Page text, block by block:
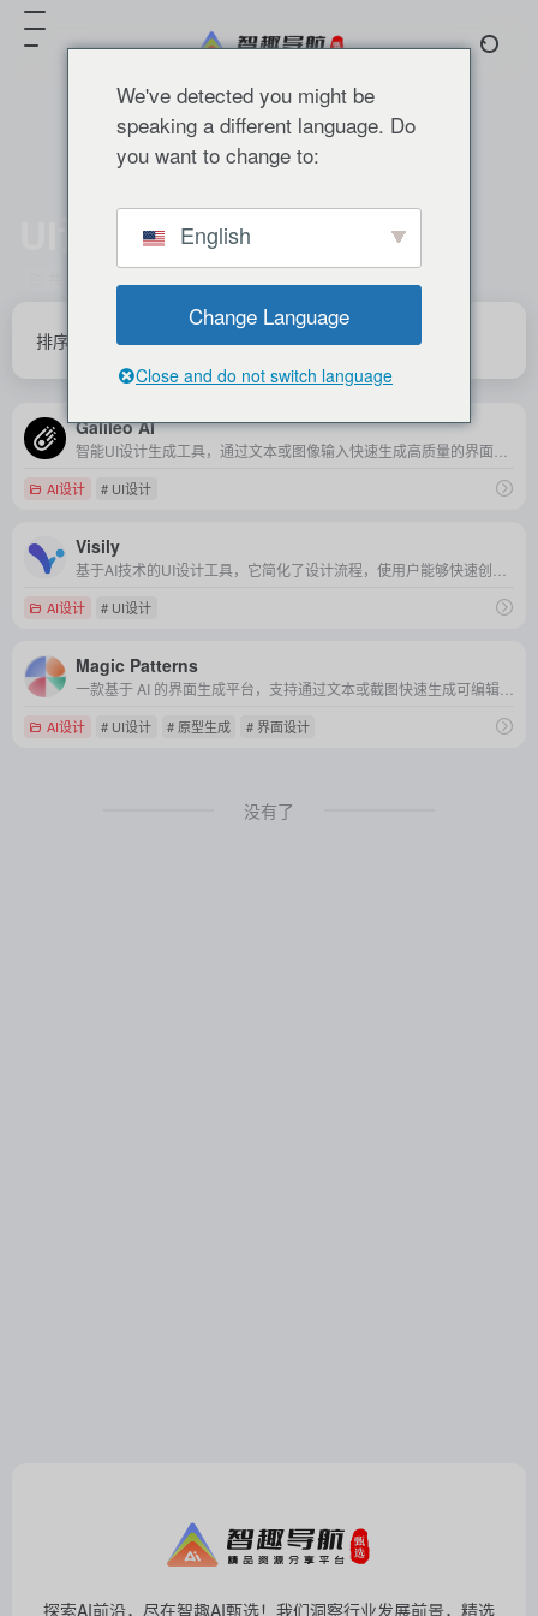
排序 发布 更新 浏览 点赞
Galileo AI
AI设计 # UI设计
Visily
AI设计 # UI设计
Magic Patterns
AI设计 # UI设计 # 原型生成 # 界面设计
没有了
探索AI前沿，尽在智趣AI甄选！我们洞察行业发展前景，精选
We've detected you might be
speaking a different language. Do
you want to change to:
English
Change Language
Close and do not switch language